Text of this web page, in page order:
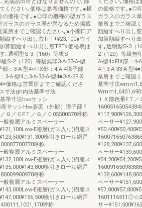
ください｡価格は参考価格です｡●横
の価格です｡●◎印の機種の型ガラス
ガラスのガラス厚が異なるため掲載
所までご確認ください｡●小開口ア
縦すべり出し窓TFT+¥23,100●ウイ
算額縦すべり出し窓TFT※価格表は
｡透明型S-3（160）等級S-
S-2（120）等級無印3-A-33-A-型
：3-A-型4○FIX部：4-A-4障子部：
3-A-型4△3-A-33-A-型4■3-A-3FIX
価格は営業所までご確認くださ
寸法gh内法基準寸法
準寸法h㎜サッシ
サッシH㎜姿図（外観）障子部Ｆ
Ｇ／ＣFＴ／Ｇ／Ｃ05500570呼称
般複層アルミスペーサー
E複層(ガス入り)樹脂ス
横引きロール網戸
呼称
般複層アルミスペーサー
E複層(ガス入り)樹脂ス
横引きロール網戸
呼称
般複層アルミスペーサー
E複層(ガス入り)樹脂ス
横引きロール網戸
呼称
の価格です｡●◎
ガラスのガラス
業所までご確認
額縦すべり出し
加算額縦すべり
す｡透明型S-3（
2（120）等級無
A-型4○FIX部：4-
4△3-A-33-A-型
業所までご確認
基準寸法
ＩＸ部色番FＴ
ペーサー
ペーサー
ペーサー
サー